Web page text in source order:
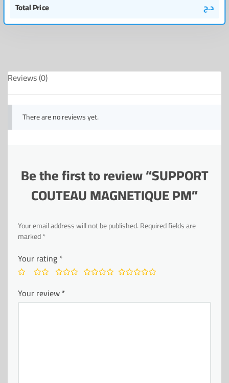
Total Price
د.ج
Reviews (0)
There are no reviews yet.
Be the first to review “SUPPORT
COUTEAU MAGNETIQUE PM”
Your email address will not be published.Required fields are
marked*
Your rating*
Your review*